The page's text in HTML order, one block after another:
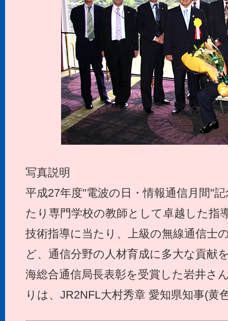
写真説明
平成27年度"電波の日・情報通信月間"
たり専門学校の教師として卓越した指
技術指導に当たり、上級の無線通信士
ど、通信分野の人材育成に多大な貢献
海総合通信局長表彰を受賞した岩井さ
りは、JR2NFL大村秀章 愛知県知事(黄